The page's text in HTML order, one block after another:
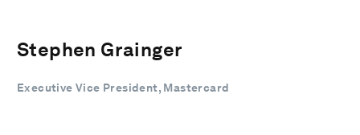
Stephen Grainger
Executive Vice President, Mastercard